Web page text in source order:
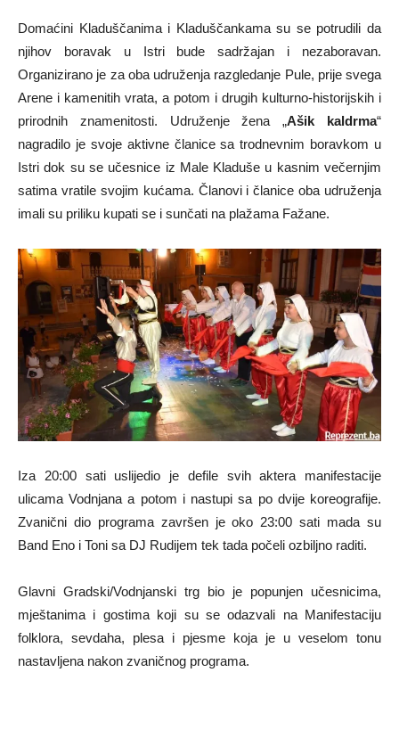
Domaćini Kladuščanima i Kladuščankama su se potrudili da
njihov boravak u Istri bude sadržajan i nezaboravan.
Organizirano je za oba udruženja razgledanje Pule, prije svega
Arene i kamenitih vrata, a potom i drugih kulturno-historijskih i
prirodnih znamenitosti. Udruženje žena „Ašik kaldrma“
nagradilo je svoje aktivne članice sa trodnevnim boravkom u
Istri dok su se učesnice iz Male Kladuše u kasnim večernjim
satima vratile svojim kućama. Članovi i članice oba udruženja
imali su priliku kupati se i sunčati na plažama Fažane.
Iza 20:00 sati uslijedio je defile svih aktera manifestacije
ulicama Vodnjana a potom i nastupi sa po dvije koreografije.
Zvanični dio programa završen je oko 23:00 sati mada su
Band Eno i Toni sa DJ Rudijem tek tada počeli ozbiljno raditi.
Glavni Gradski/Vodnjanski trg bio je popunjen učesnicima,
mještanima i gostima koji su se odazvali na Manifestaciju
folklora, sevdaha, plesa i pjesme koja je u veselom tonu
nastavljena nakon zvaničnog programa.